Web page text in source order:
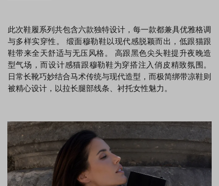
此次鞋履系列共包含六款独特设计，每一款都兼具优雅格调
与多样实穿性。 缎面穆勒鞋以现代感脱颖而出，低跟猫跟
鞋带来全天舒适与无压风格。 高跟黑色尖头鞋提升夜晚造
型气场，而设计感猫跟穆勒鞋为穿搭注入俏皮精致氛围。
日常长靴巧妙结合马术传统与现代造型，而极简绑带凉鞋则
被精心设计，以拉长腿部线条、衬托女性魅力。